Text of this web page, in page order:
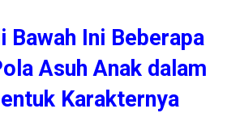
Bawah Ini Beberapa
Asuh Anak dalam
Karakternya